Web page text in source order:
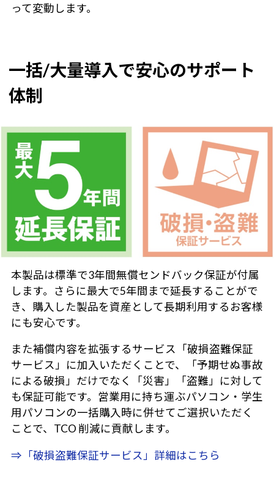
って変動します。
一括/大量導入で安心のサポート
体制
本製品は標準で3年間無償センドバック保証が付属
します。さらに最大で5年間まで延長することがで
き、購入した製品を資産として長期利用するお客様
にも安心です。
また補償内容を拡張するサービス「破損盗難保証
サービス」に加入いただくことで、「予期せぬ事故
による破損」だけでなく「災害」「盗難」に対して
も保証可能です。営業用に持ち運ぶパソコン・学生
用パソコンの一括購入時に併せてご選択いただく
ことで、TCO 削減に貢献します。
⇒「破損盗難保証サービス」詳細はこちら